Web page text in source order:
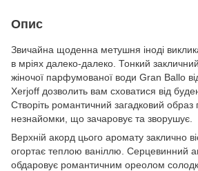
Опис
Звичайна щоденна метушня іноді
в мріях далеко-далеко. Тонкий
жіночої парфумованої води Gran Ballo
Xerjoff дозволить вам сховатися від
Створіть романтичний загадковий образ
незнайомки, що зачаровує та зворушує.
Верхній акорд цього аромату заклично
огортає теплою ваніллю. Серцевинний
обдаровує романтичним ореолом